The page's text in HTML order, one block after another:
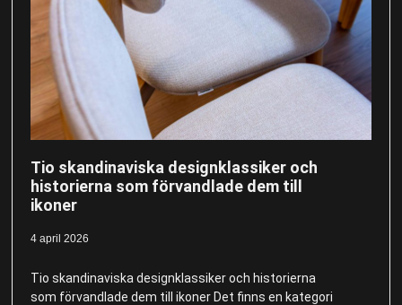
Tio skandinaviska designklassiker och
historierna som förvandlade dem till
ikoner
4 april 2026
Tio skandinaviska designklassiker och historierna
som förvandlade dem till ikoner Det finns en kategori